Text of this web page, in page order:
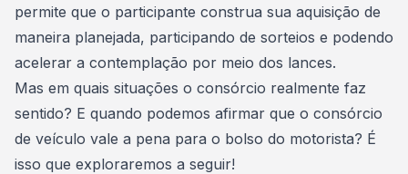
permite que o participante construa sua aquisição de
maneira planejada, participando de sorteios e podendo
acelerar a contemplação por meio dos lances.
Mas em quais situações o consórcio realmente faz
sentido? E quando podemos afirmar que o consórcio
de veículo vale a pena para o bolso do motorista? É
isso que exploraremos a seguir!